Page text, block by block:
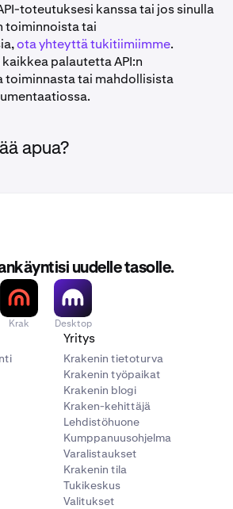
toteutuksesi kanssa tai jos sinulla
toiminnoista tai
ota yhteyttä tukitiimiimme.
palautetta API:n
tai mahdollisista
apua?
uudelle tasolle.
Krak Desktop
Yritys
Krakenin tietoturva
Krakenin työpaikat
Krakenin blogi
Kraken-kehittäjä
Lehdistöhuone
Kumppanuusohjelma
Varalistaukset
Krakenin tila
Tukikeskus
Valitukset